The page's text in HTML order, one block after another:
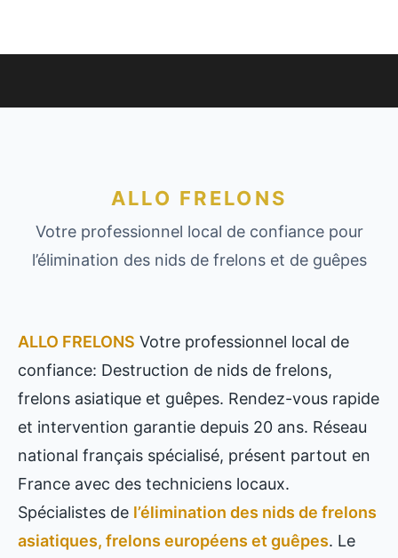
ALLO FRELONS
Votre professionnel local de confiance pour
l’élimination des nids de frelons et de guêpes
ALLO FRELONS Votre professionnel local de
confiance: Destruction de nids de frelons,
frelons asiatique et guêpes. Rendez-vous rapide
et intervention garantie depuis 20 ans. Réseau
national français spécialisé, présent partout en
France avec des techniciens locaux.
Spécialistes de l’élimination des nids de frelons
asiatiques, frelons européens et guêpes. Le